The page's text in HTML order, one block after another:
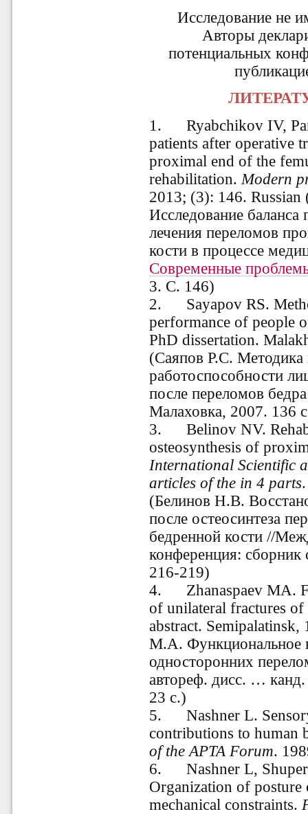
Исследование не
Авторы
потенциальных
1.
Ryabchikov IV,
patients after operative
proximal end of the
rehabilitation. Modern
2013; (3): 146.
Исследование баланса
лечения переломов
кости в процессе
Современные
3. С. 146)
2.
Sayapov RS.
performance of people
PhD dissertation.
(Саяпов Р.С. Методика
работоспособности
после переломов
Малаховка, 2007. 136
3.
Belinov NV.
osteosynthesis of
International Scientific
articles of the in 4 parts
(Белинов Н.В.
после остеосинтеза
бедренной кости //
конференция: сборник
216-219)
4.
Zhanaspaev MA.
of unilateral fractures
abstract.
М.А. Функциональное
односторонних
автореф. дисc. …
23 c.)
5.
Nashner L.
contributions to human
of the APTA Forum.
6.
Nashner L,
Organization of posture
mechanical constraints.